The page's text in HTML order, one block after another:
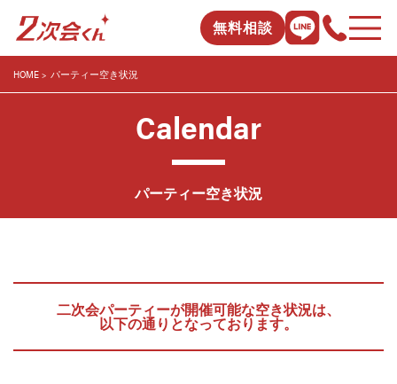
無料相談
HOME パーティー空き状況
Calendar
パーティー空き状況
二次会パーティーが開催可能な空き状況は、
以下の通りとなっております。